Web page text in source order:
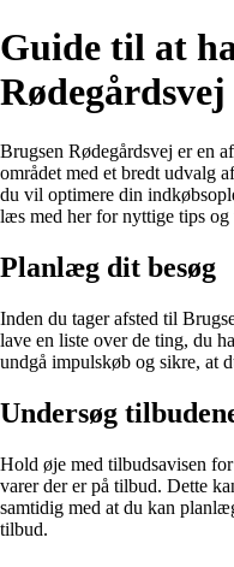
Guide til at
Rødegårdsvej
Brugsen Rødegårdsvej er en
området med et bredt udvalg
du vil optimere din
læs med her for nyttige tips og
Planlæg dit besøg
Inden du tager afsted til
lave en liste over de ting, du
undgå impulskøb og sikre, at
Undersøg
Hold øje med tilbudsavisen
varer der er på tilbud. Dette
samtidig med at du kan
tilbud.